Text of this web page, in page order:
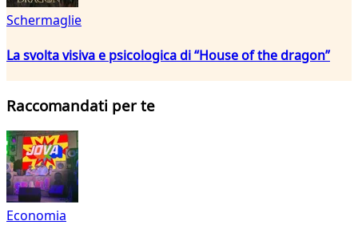
Schermaglie
La svolta visiva e psicologica di “House of the dragon”
Raccomandati per te
Economia